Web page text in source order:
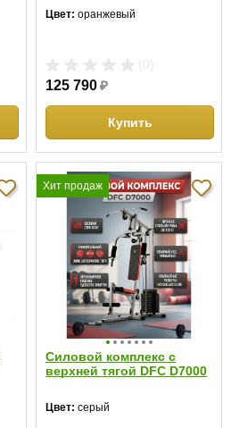
Цвет: оранжевый
125 790₽
Купить
Хит продаж
Силовой комплекс с
верхней тягой DFC D7000
Цвет: серый